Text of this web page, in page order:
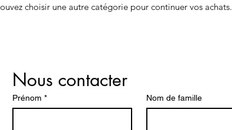
choisir une autre catégorie pour continuer vos achats.
Nous contacter
Prénom * Nom de famille